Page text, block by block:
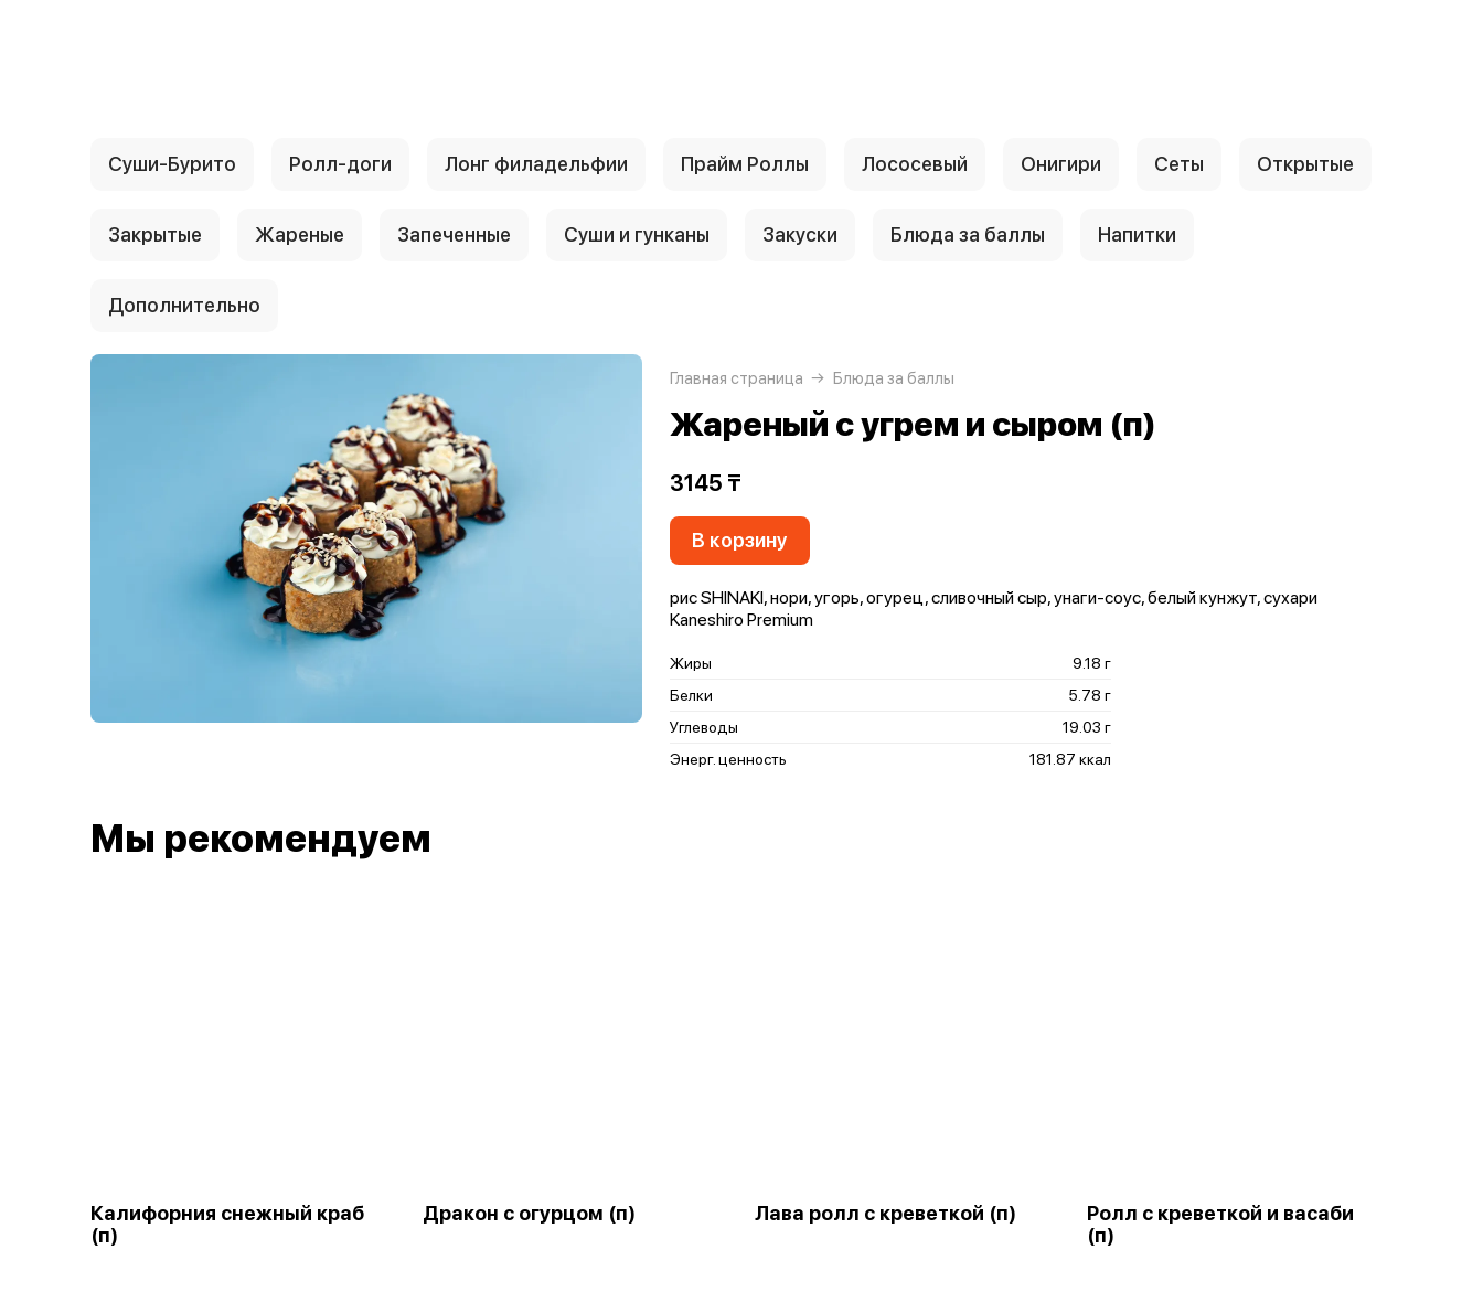
Суши-Бурито Ролл-доги Лонг филадельфии Прайм Роллы Лососевый Онигири Сеты Открытые
Закрытые Жареные Запеченные Суши и гунканы Закуски Блюда за баллы Напитки
Дополнительно
Главная страница Блюда за баллы
Жареный с угрем и сыром (п)
3145 ₸
В корзину
рис SHINAKI, нори, угорь, огурец, сливочный сыр, унаги‑соус, белый кунжут, сухари
Kaneshiro Premium
Жиры
9.18 г
Белки
5.78 г
Углеводы
19.03 г
Энерг. ценность
181.87 ккал
Мы рекомендуем
Калифорния снежный краб
(п)
Дракон с огурцом (п) Лава ролл с креветкой (п)
Ролл с креветкой и васаби
(п)